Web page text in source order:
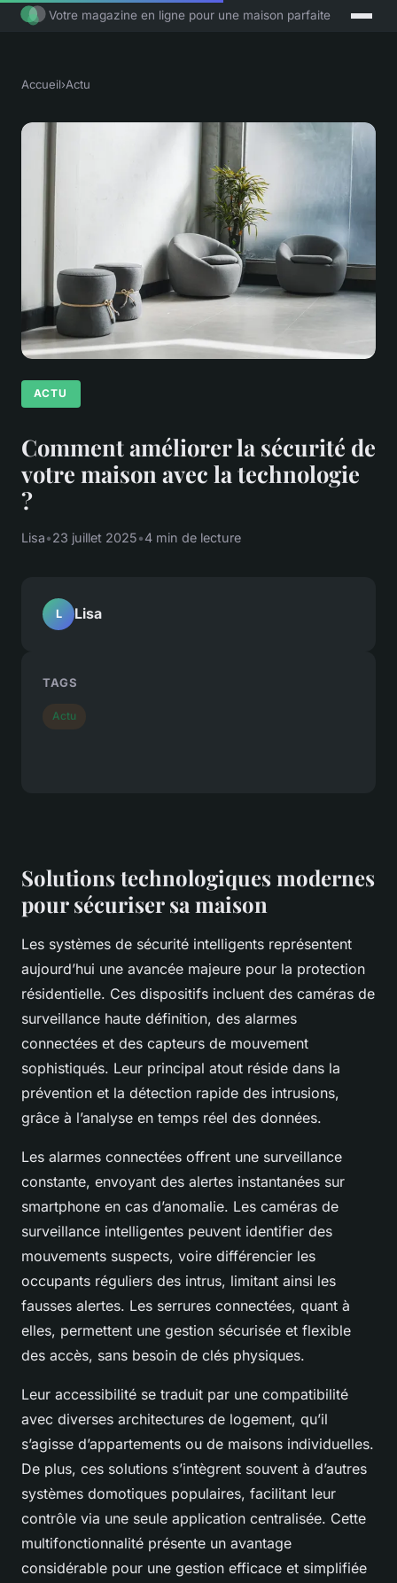
Votre magazine en ligne pour une maison parfaite
Accueil›Actu
ACTU
Comment améliorer la sécurité de
votre maison avec la technologie
?
Lisa•23 juillet 2025•4 min de lecture
Solutions technologiques modernes
pour sécuriser sa maison
Les systèmes de sécurité intelligents représentent
aujourd’hui une avancée majeure pour la protection
résidentielle. Ces dispositifs incluent des caméras de
surveillance haute définition, des alarmes
connectées et des capteurs de mouvement
sophistiqués. Leur principal atout réside dans la
prévention et la détection rapide des intrusions,
grâce à l’analyse en temps réel des données.
Les alarmes connectées offrent une surveillance
constante, envoyant des alertes instantanées sur
smartphone en cas d’anomalie. Les caméras de
surveillance intelligentes peuvent identifier des
mouvements suspects, voire différencier les
occupants réguliers des intrus, limitant ainsi les
fausses alertes. Les serrures connectées, quant à
elles, permettent une gestion sécurisée et flexible
des accès, sans besoin de clés physiques.
Leur accessibilité se traduit par une compatibilité
avec diverses architectures de logement, qu’il
s’agisse d’appartements ou de maisons individuelles.
De plus, ces solutions s’intègrent souvent à d’autres
systèmes domotiques populaires, facilitant leur
contrôle via une seule application centralisée. Cette
multifonctionnalité présente un avantage
considérable pour une gestion efficace et simplifiée
L Lisa
TAGS
Actu